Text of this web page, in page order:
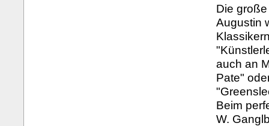
Die
Augustin
auch an
Pate"
Beim
W.